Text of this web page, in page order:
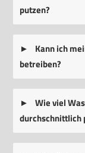
putzen?
Kann ich
betreiben?
Wie viel
durchschnittlich